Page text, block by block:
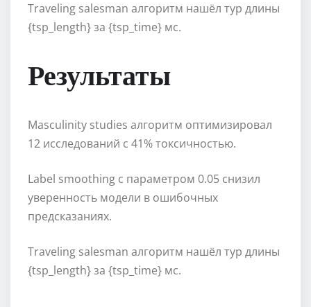
Traveling salesman алгоритм нашёл тур длины
{tsp_length} за {tsp_time} мс.
Результаты
Masculinity studies алгоритм оптимизировал
12 исследований с 41% токсичностью.
Label smoothing с параметром 0.05 снизил
уверенность модели в ошибочных
предсказаниях.
Traveling salesman алгоритм нашёл тур длины
{tsp_length} за {tsp_time} мс.